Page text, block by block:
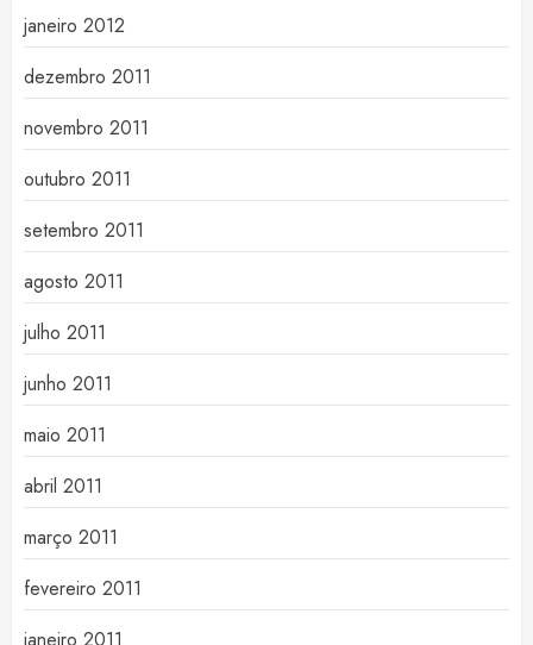
janeiro 2012
dezembro 2011
novembro 2011
outubro 2011
setembro 2011
agosto 2011
julho 2011
junho 2011
maio 2011
abril 2011
março 2011
fevereiro 2011